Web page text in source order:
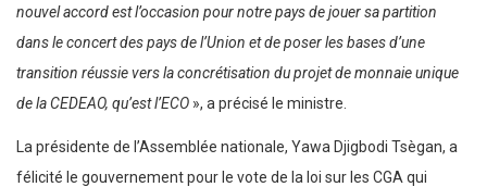
nouvel accord est l’occasion pour notre pays de jouer sa partition
dans le concert des pays de l’Union et de poser les bases d’une
transition réussie vers la concrétisation du projet de monnaie unique
de la CEDEAO, qu’est l’ECO », a précisé le ministre.
La présidente de l’Assemblée nationale, Yawa Djigbodi Tsègan, a
félicité le gouvernement pour le vote de la loi sur les CGA qui